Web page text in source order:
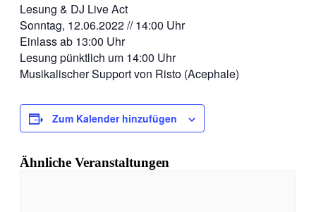
Lesung & DJ Live Act
Sonntag, 12.06.2022 // 14:00 Uhr
Einlass ab 13:00 Uhr
Lesung pünktlich um 14:00 Uhr
Musikalischer Support von Risto (Acephale)
Zum Kalender hinzufügen
Ähnliche Veranstaltungen